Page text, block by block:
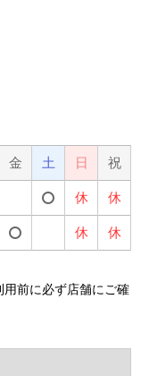
金 土 日 祝
休 休
休 休
前に必ず店舗にご確